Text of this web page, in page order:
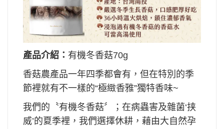
產品介紹： 有機冬香菇70g
香菇農產品一年四季都會有，但在特別的季
節裡就有不一樣的“極緻香雅”獨特香味~
我們的〝有機冬香菇〞；在病蟲害及雜菌‘挟
威’的夏季裡，我們選擇休耕，藉由大自然孕